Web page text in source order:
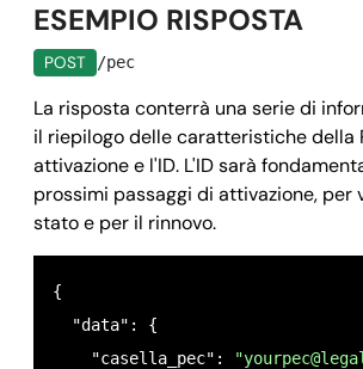
    "cap_titolare":
"00042",
    "provincia_titolare":
    "callback": {
"url": "https://
      "field": "data"
ESEMPIO RISPOSTA
POST /pec
La risposta conterrà una serie di
il riepilogo delle caratteristiche della
attivazione e l'ID. L'ID sarà
prossimi passaggi di attivazione, per
stato e per il rinnovo.
{
  "data": {
    "casella_pec":
"